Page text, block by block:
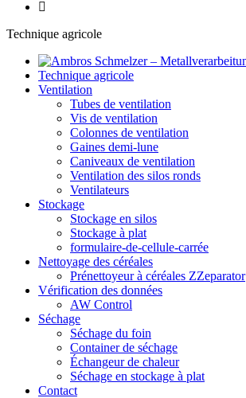
Technique agricole
Technique agricole
Ventilation
Tubes de ventilation
Vis de ventilation
Colonnes de ventilation
Gaines demi-lune
Caniveaux de ventilation
Ventilation des silos ronds
Ventilateurs
Stockage
Stockage en silos
Stockage à plat
formulaire-de-cellule-carrée
Nettoyage des céréales
Prénettoyeur à céréales ZZeparator
Vérification des données
AW Control
Séchage
Séchage du foin
Container de séchage
Échangeur de chaleur
Séchage en stockage à plat
Contact